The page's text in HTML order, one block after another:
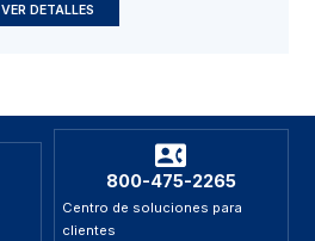
VER DETALLES
800-475-2265
Centro de soluciones para
clientes